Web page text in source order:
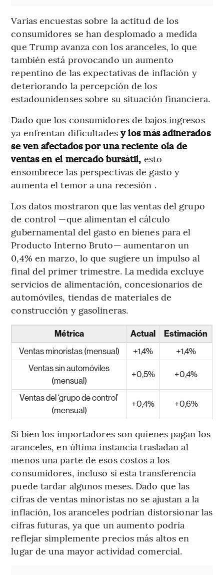
Varias encuestas sobre la actitud de los
consumidores se han desplomado a medida
que Trump avanza con los aranceles, lo que
también está provocando un aumento
repentino de las expectativas de inflación y
deteriorando la percepción de los
estadounidenses sobre su situación financiera.
Dado que los consumidores de bajos ingresos
ya enfrentan dificultades y los más adinerados
se ven afectados por una reciente ola de
ventas en el mercado bursátil, esto
ensombrece las perspectivas de gasto y
aumenta el temor a una recesión .
Los datos mostraron que las ventas del grupo
de control —que alimentan el cálculo
gubernamental del gasto en bienes para el
Producto Interno Bruto— aumentaron un
0,4% en marzo, lo que sugiere un impulso al
final del primer trimestre. La medida excluye
servicios de alimentación, concesionarios de
automóviles, tiendas de materiales de
construcción y gasolineras.
Métrica Actual
Estimación
Ventas minoristas (mensual)
+1,4%
+1,4%
Ventas sin automóviles
(mensual)
+0,5% +0,4%
Ventas del ‘grupo de control’
(mensual)
+0,4% +0,6%
Si bien los importadores son quienes pagan los
aranceles, en última instancia trasladan al
menos una parte de esos costos a los
consumidores, incluso si esta transferencia
puede tardar algunos meses. Dado que las
cifras de ventas minoristas no se ajustan a la
inflación, los aranceles podrían distorsionar las
cifras futuras, ya que un aumento podría
reflejar simplemente precios más altos en
lugar de una mayor actividad comercial.